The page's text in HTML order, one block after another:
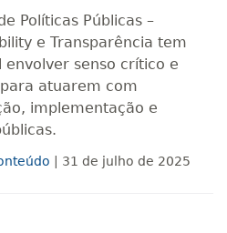
Políticas Públicas –
e Transparência tem
senso crítico e
atuarem com
implementação e
| 31 de julho de 2025